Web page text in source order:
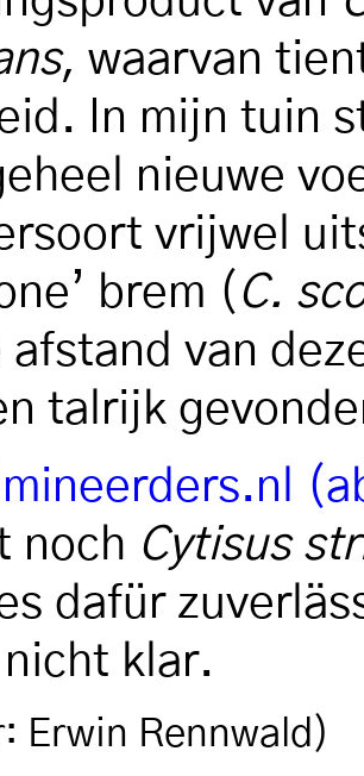
, waarvan
In mijn tuin
nieuwe
vrijwel
brem ( C.
afstand van
talrijk
noch Cytisus
dafür
klar.
Erwin Rennwald)